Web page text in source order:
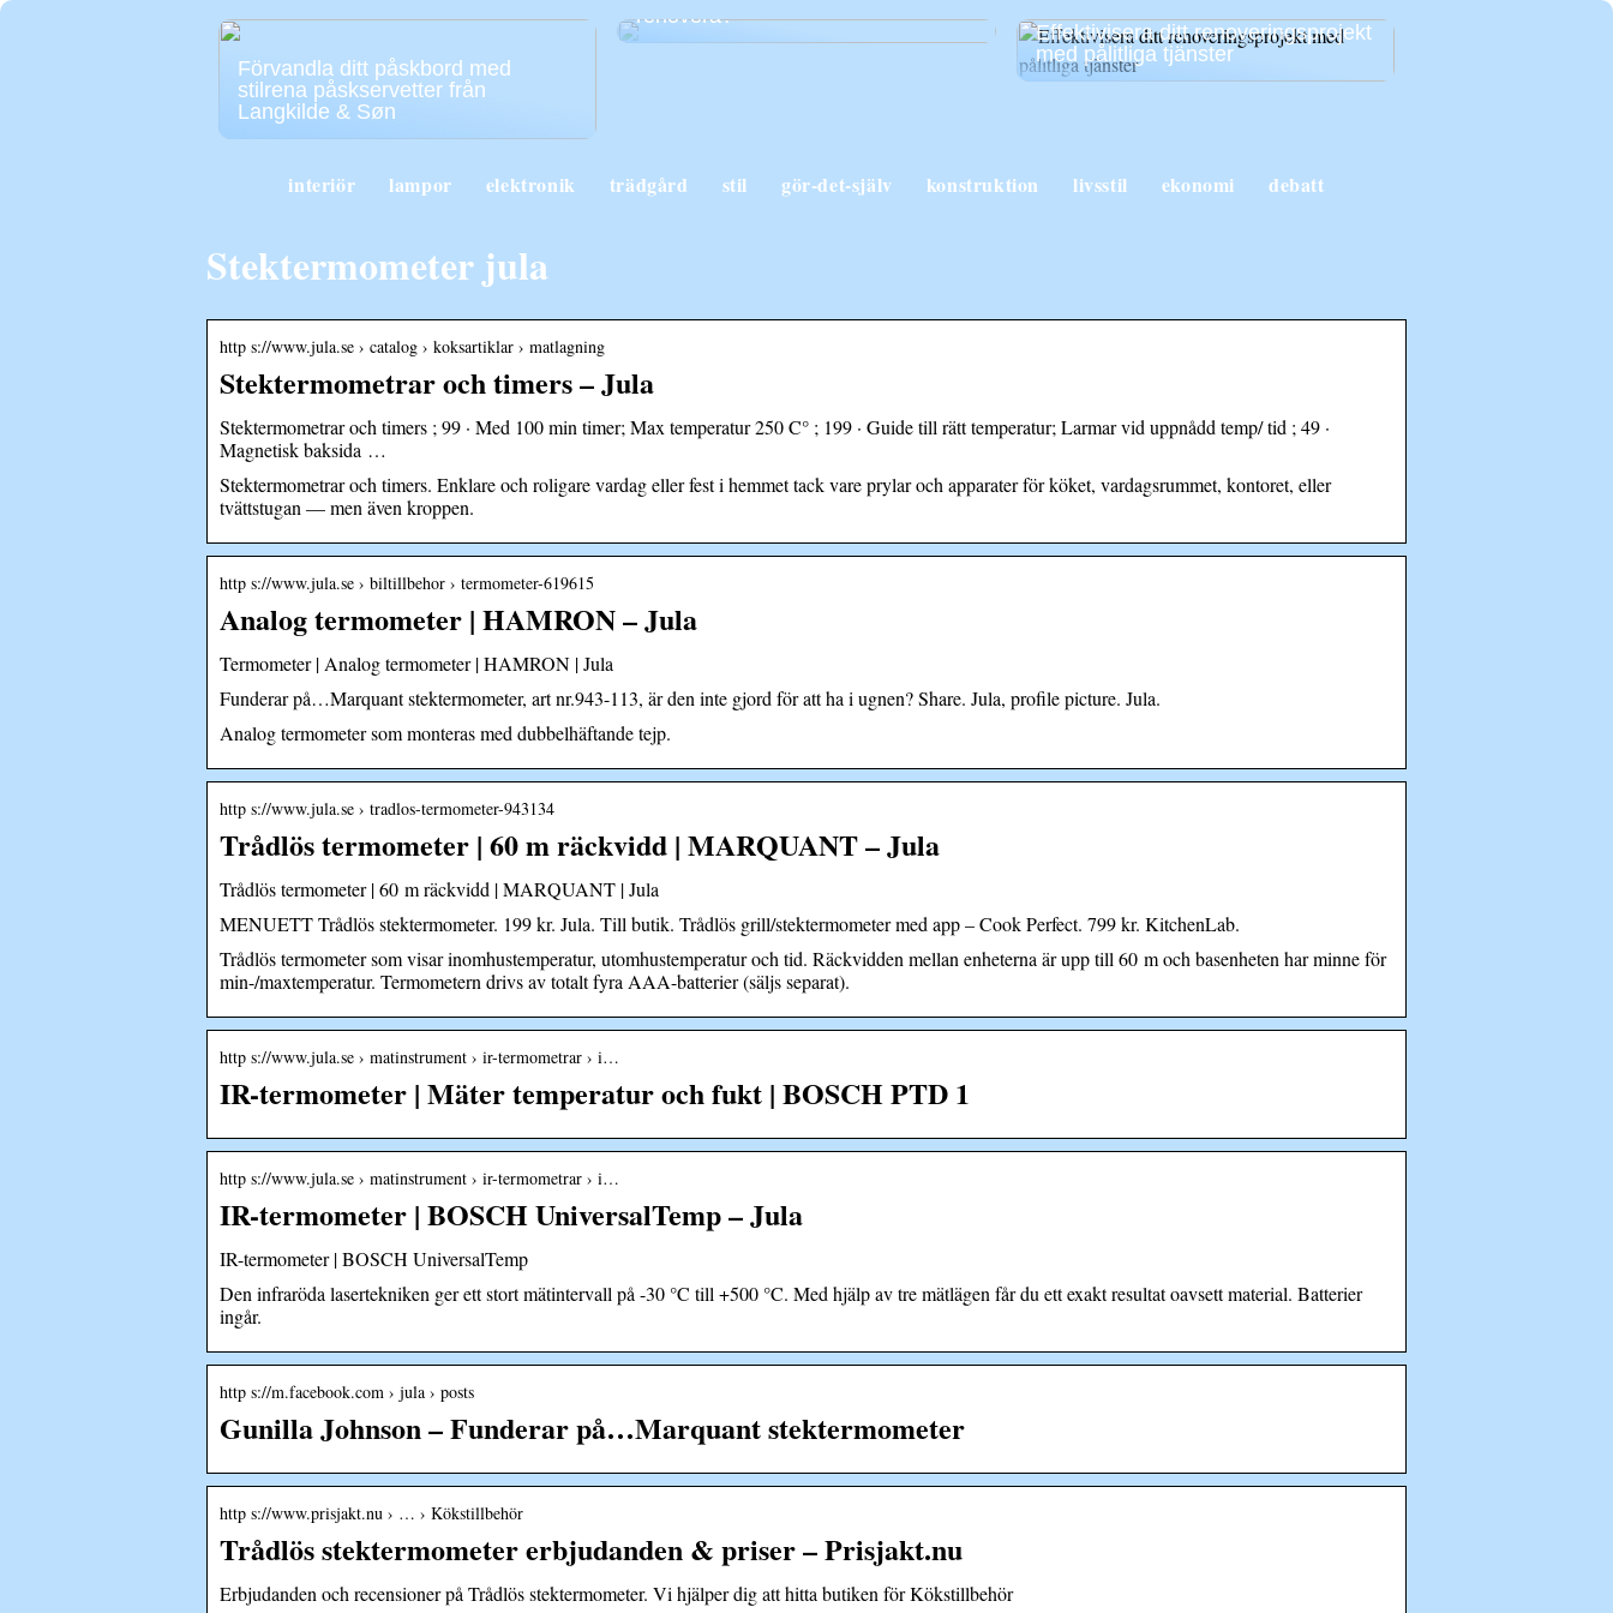
Förvandla ditt påskbord med
stilrena påskservetter från
Langkilde & Søn
renovera?
Effektivisera ditt renoveringsprojekt
med pålitliga tjänster
interiör lampor elektronik trädgård stil gör-det-själv konstruktion livsstil ekonomi debatt
Stektermometer jula
http s://www.jula.se › catalog › koksartiklar › matlagning
Stektermometrar och timers – Jula
Stektermometrar och timers ; 99 · Med 100 min timer; Max temperatur 250 C° ; 199 · Guide till rätt temperatur; Larmar vid uppnådd temp/ tid ; 49 ·
Magnetisk baksida …
Stektermometrar och timers. Enklare och roligare vardag eller fest i hemmet tack vare prylar och apparater för köket, vardagsrummet, kontoret, eller
tvättstugan — men även kroppen.
http s://www.jula.se › biltillbehor › termometer-619615
Analog termometer | HAMRON – Jula
Termometer | Analog termometer | HAMRON | Jula
Funderar på…Marquant stektermometer, art nr.943-113, är den inte gjord för att ha i ugnen? Share. Jula, profile picture. Jula.
Analog termometer som monteras med dubbelhäftande tejp.
http s://www.jula.se › tradlos-termometer-943134
Trådlös termometer | 60 m räckvidd | MARQUANT – Jula
Trådlös termometer | 60 m räckvidd | MARQUANT | Jula
MENUETT Trådlös stektermometer. 199 kr. Jula. Till butik. Trådlös grill/stektermometer med app – Cook Perfect. 799 kr. KitchenLab.
Trådlös termometer som visar inomhustemperatur, utomhustemperatur och tid. Räckvidden mellan enheterna är upp till 60 m och basenheten har minne för
min-/maxtemperatur. Termometern drivs av totalt fyra AAA-batterier (säljs separat).
http s://www.jula.se › matinstrument › ir-termometrar › i…
IR-termometer | Mäter temperatur och fukt | BOSCH PTD 1
http s://www.jula.se › matinstrument › ir-termometrar › i…
IR-termometer | BOSCH UniversalTemp – Jula
IR-termometer | BOSCH UniversalTemp
Den infraröda lasertekniken ger ett stort mätintervall på -30 °C till +500 °C. Med hjälp av tre mätlägen får du ett exakt resultat oavsett material. Batterier
ingår.
http s://m.facebook.com › jula › posts
Gunilla Johnson – Funderar på…Marquant stektermometer
http s://www.prisjakt.nu › … › Kökstillbehör
Trådlös stektermometer erbjudanden & priser – Prisjakt.nu
Erbjudanden och recensioner på Trådlös stektermometer. Vi hjälper dig att hitta butiken för Kökstillbehör